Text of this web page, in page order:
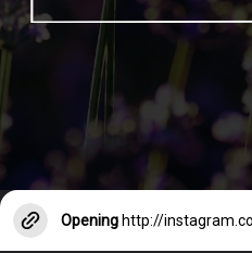
Opening http://